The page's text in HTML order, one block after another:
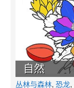
自然
丛林与森林, 恐龙,